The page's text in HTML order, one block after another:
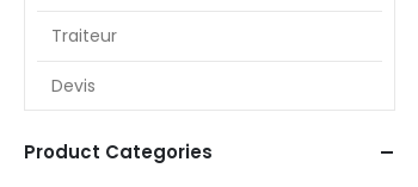
Traiteur
Devis
Product Categories